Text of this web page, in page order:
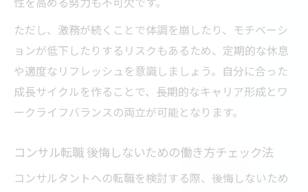
ただし、激務が続くことで体調を崩したり、モチベーシ
ョンが低下したりするリスクもあるため、定期的な休息
や適度なリフレッシュを意識しましょう。自分に合った
成長サイクルを作ることで、長期的なキャリア形成とワ
ークライフバランスの両立が可能となります。
コンサル転職 後悔しないための働き方チェック法
コンサルタントへの転職を検討する際、後悔しないため